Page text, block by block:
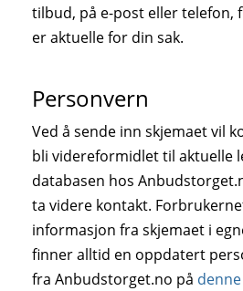
tilbud, på e-post eller telefon,
er aktuelle for din sak.
Personvern
Ved å sende inn skjemaet vil
bli videreformidlet til aktuelle
databasen hos
ta videre kontakt.
informasjon fra skjemaet i
finner alltid en oppdatert
fra Anbudstorget.no på